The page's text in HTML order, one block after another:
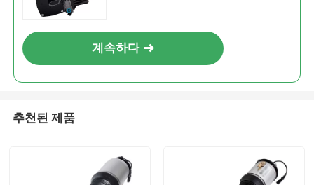
계속하다
추천된 제품